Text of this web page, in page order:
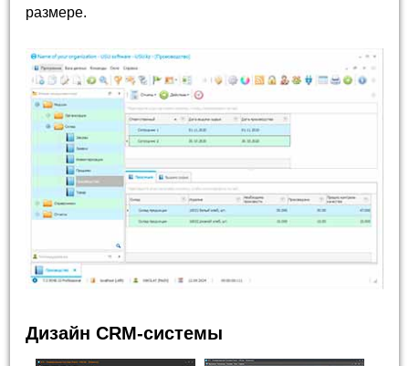
размере.
Дизайн CRM-системы